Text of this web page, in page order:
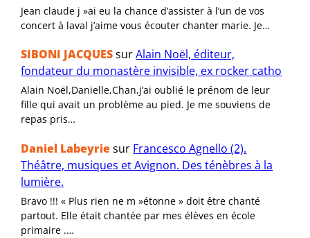
Jean claude j »ai eu la chance d’assister à l’un de vos
concert à laval j’aime vous écouter chanter marie. Je…
SIBONI JACQUESsurAlain Noël, éditeur,
fondateur du monastère invisible, ex rocker catho
Alain Noël,Danielle,Chan,j’ai oublié le prénom de leur
fille qui avait un problème au pied. Je me souviens de
repas pris…
Daniel Labeyriesur Francesco Agnello (2).
Théâtre, musiques et Avignon. Des ténèbres à la
lumière.
Bravo !!! « Plus rien ne m »étonne » doit être chanté
partout. Elle était chantée par mes élèves en école
primaire .…